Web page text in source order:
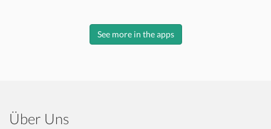
See more in the apps
Über Uns